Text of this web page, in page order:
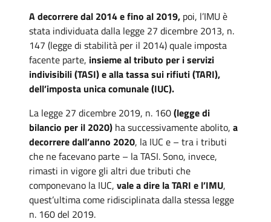
A decorrere dal 2014 e fino al 2019, poi, l’IMU è
stata individuata dalla legge 27 dicembre 2013, n.
147 (legge di stabilità per il 2014) quale imposta
facente parte, insieme al tributo per i servizi
indivisibili (TASI) e alla tassa sui rifiuti (TARI),
dell’imposta unica comunale (IUC).
La legge 27 dicembre 2019, n. 160(legge di
bilancio per il 2020) ha successivamente abolito, a
decorrere dall’anno 2020, la IUC e – tra i tributi
che ne facevano parte – la TASI. Sono, invece,
rimasti in vigore gli altri due tributi che
componevano la IUC, vale a dire la TARI e l’IMU,
quest’ultima come ridisciplinata dalla stessa legge
n. 160 del 2019.